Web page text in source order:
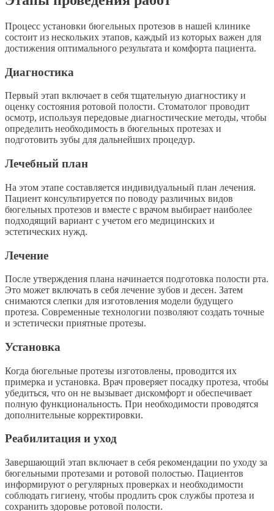
Процесс установки бюгельных протезов в нашей клинике
состоит из нескольких этапов, каждый из которых важен для
достижения оптимального результата и комфорта пациента.
Диагностика
Первый этап включает в себя тщательную диагностику и
оценку состояния ротовой полости. Стоматолог проводит
осмотр, используя передовые диагностические методы, чтобы
определить необходимость в бюгельных протезах и
подготовить зубы для дальнейших процедур.
Лечебный план
На этом этапе составляется индивидуальный план лечения.
Пациент консультируется по поводу различных видов
бюгельных протезов и вместе с врачом выбирает наиболее
подходящий вариант с учетом его медицинских и
эстетических нужд.
Лечение
После утверждения плана начинается подготовка полости рта.
Это может включать в себя лечение зубов и десен. Затем
снимаются слепки для изготовления модели будущего
протеза. Современные технологии позволяют создать точные
и эстетически приятные протезы.
Установка
Когда бюгельные протезы изготовлены, проводится их
примерка и установка. Врач проверяет посадку протеза, чтобы
убедиться, что он не вызывает дискомфорт и обеспечивает
полную функциональность. При необходимости проводятся
дополнительные корректировки.
Реабилитация и уход
Завершающий этап включает в себя рекомендации по уходу за
бюгельными протезами и ротовой полостью. Пациентов
информируют о регулярных проверках и необходимости
соблюдать гигиену, чтобы продлить срок службы протеза и
сохранить здоровье ротовой полости.